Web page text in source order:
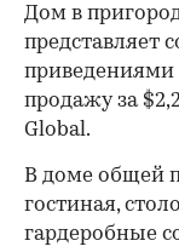
Дом в
представляет
приведениями
продажу за
Global.
В доме общей
гостиная,
гардеробные